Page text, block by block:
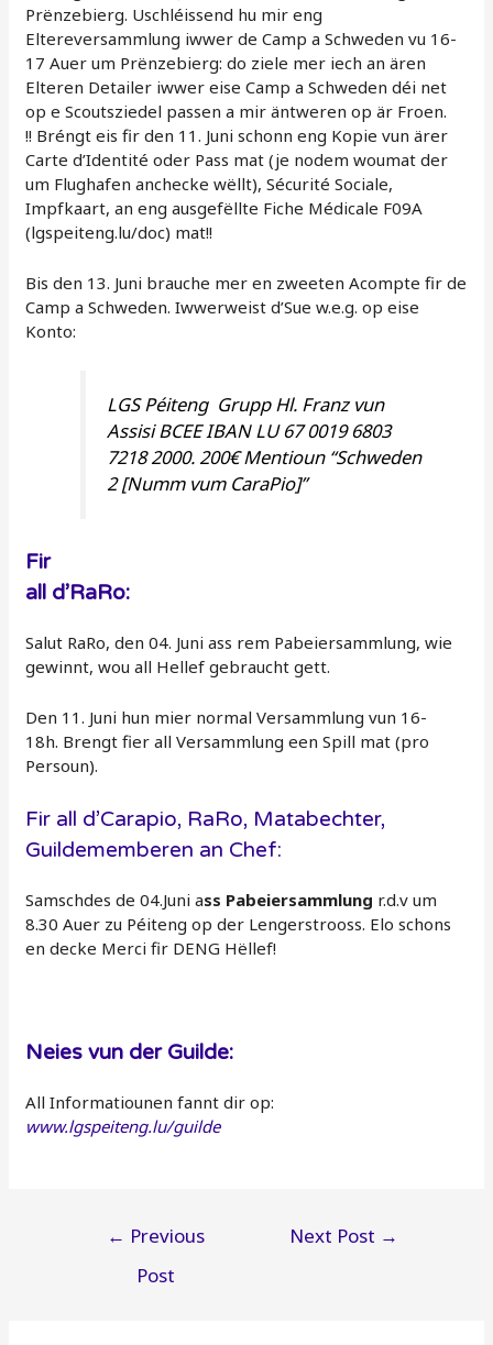
Prënzebierg. Uschléissend hu mir eng
Eltereversammlung iwwer de Camp a Schweden vu 16-
17 Auer um Prënzebierg: do ziele mer iech an ären
Elteren Detailer iwwer eise Camp a Schweden déi net
op e Scoutsziedel passen a mir äntweren op är Froen.
!! Bréngt eis fir den 11. Juni schonn eng Kopie vun ärer
Carte d’Identité oder Pass mat (je nodem woumat der
um Flughafen anchecke wëllt), Sécurité Sociale,
Impfkaart, an eng ausgefëllte Fiche Médicale F09A
(lgspeiteng.lu/doc) mat!!
Bis den 13. Juni brauche mer en zweeten Acompte fir de
Camp a Schweden. Iwwerweist d’Sue w.e.g. op eise
Konto:
LGS Péiteng Grupp Hl. Franz vun
Assisi BCEE IBAN LU 67 0019 6803
7218 2000. 200€ Mentioun “Schweden
2 [Numm vum CaraPio]”
Fir
all d’RaRo:
Salut RaRo, den 04. Juni ass rem Pabeiersammlung, wie
gewinnt, wou all Hellef gebraucht gett.
Den 11. Juni hun mier normal Versammlung vun 16-
18h. Brengt fier all Versammlung een Spill mat (pro
Persoun).
Fir all d’Carapio, RaRo, Matabechter,
Guildememberen an Chef:
Samschdes de 04.Juni ass Pabeiersammlung r.d.v um
8.30 Auer zu Péiteng op der Lengerstrooss. Elo schons
en decke Merci fir DENG Hëllef!
Neies vun der Guilde:
All Informatiounen fannt dir op:
www.lgspeiteng.lu/guilde
Post
navigation
← Previous
Post
Next Post →